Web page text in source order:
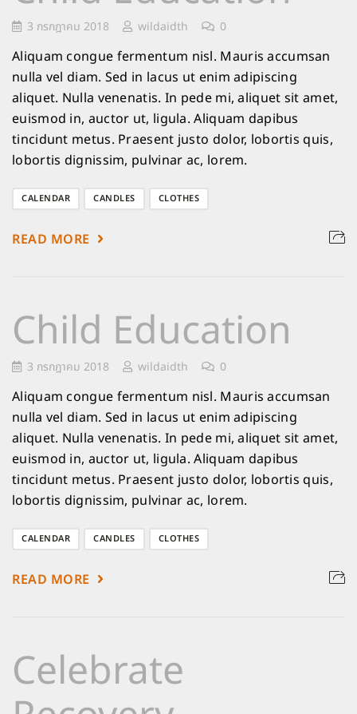
3 กรกฎาคม 2018 wildaidth 0
Aliquam congue fermentum nisl. Mauris accumsan
nulla vel diam. Sed in lacus ut enim adipiscing
aliquet. Nulla venenatis. In pede mi, aliquet sit amet,
euismod in, auctor ut, ligula. Aliquam dapibus
tincidunt metus. Praesent justo dolor, lobortis quis,
lobortis dignissim, pulvinar ac, lorem.
CALENDAR CANDLES CLOTHES
READ MORE
Child Education
3 กรกฎาคม 2018 wildaidth 0
Aliquam congue fermentum nisl. Mauris accumsan
nulla vel diam. Sed in lacus ut enim adipiscing
aliquet. Nulla venenatis. In pede mi, aliquet sit amet,
euismod in, auctor ut, ligula. Aliquam dapibus
tincidunt metus. Praesent justo dolor, lobortis quis,
lobortis dignissim, pulvinar ac, lorem.
CALENDAR CANDLES CLOTHES
READ MORE
Celebrate